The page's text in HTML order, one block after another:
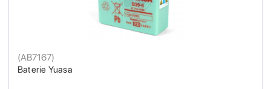
Baterie Yuasa
(AB7167)